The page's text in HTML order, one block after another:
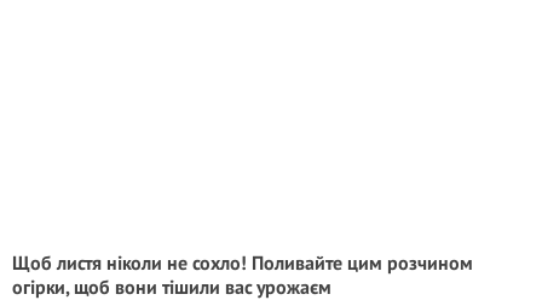
Щоб листя ніколи не сохло! Поливайте цим розчином
огірки, щоб вони тішили вас урожаєм